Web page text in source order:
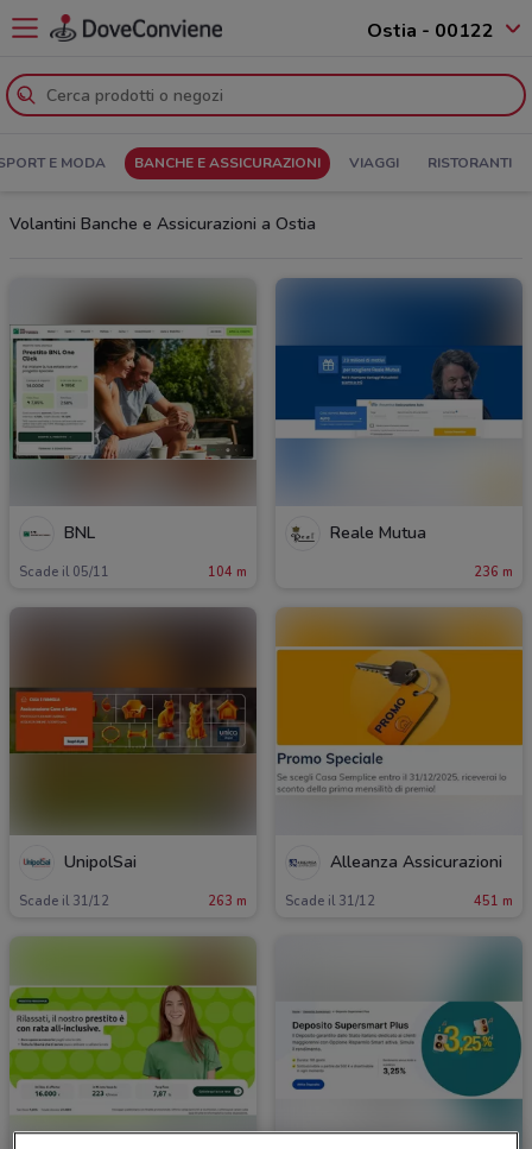
Ostia - 00122
E MODA BANCHE E ASSICURAZIONI VIAGGI RISTORANTI
Volantini Banche e Assicurazioni a Ostia
BNL
Scade il 05/11 104 m
Reale Mutua
236 m
UnipolSai
Scade il 31/12 263 m
Alleanza Assicurazioni
Scade il 31/12 451 m